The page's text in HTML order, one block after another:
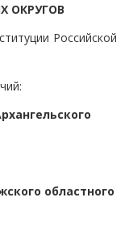
ОКРУГОВ
Российской
областного